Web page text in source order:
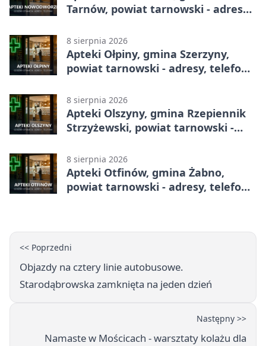
Tarnów, powiat tarnowski - adresy,
8 sierpnia 2026
Apteki Ołpiny, gmina Szerzyny,
powiat tarnowski - adresy, telefony,
8 sierpnia 2026
Apteki Olszyny, gmina Rzepiennik
Strzyżewski, powiat tarnowski -
8 sierpnia 2026
Apteki Otfinów, gmina Żabno,
powiat tarnowski - adresy, telefony,
<< Poprzedni
Objazdy na cztery linie autobusowe.
Starodąbrowska zamknięta na jeden dzień
Następny >>
Namaste w Mościcach - warsztaty kolażu dla